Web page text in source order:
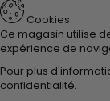
Cookies
Ce magasin utilise
expérience de
Pour plus
confidentialité.